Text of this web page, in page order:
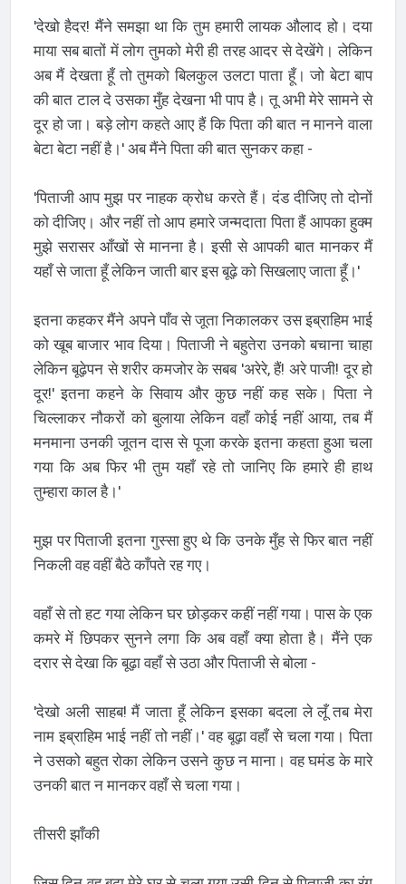
'देखो हैदर! मैंने समझा था कि तुम हमारी लायक औलाद हो। दया
माया सब बातों में लोग तुमको मेरी ही तरह आदर से देखेंगे। लेकिन
अब मैं देखता हूँ तो तुमको बिलकुल उलटा पाता हूँ। जो बेटा बाप
की बात टाल दे उसका मुँह देखना भी पाप है। तू अभी मेरे सामने से
दूर हो जा। बड़े लोग कहते आए हैं कि पिता की बात न मानने वाला
बेटा बेटा नहीं है।' अब मैंने पिता की बात सुनकर कहा -
'पिताजी आप मुझ पर नाहक क्रोध करते हैं। दंड दीजिए तो दोनों
को दीजिए। और नहीं तो आप हमारे जन्मदाता पिता हैं आपका हुक्म
मुझे सरासर आँखों से मानना है। इसी से आपकी बात मानकर मैं
यहाँ से जाता हूँ लेकिन जाती बार इस बूढ़े को सिखलाए जाता हूँ।'
इतना कहकर मैंने अपने पाँव से जूता निकालकर उस इब्राहिम भाई
को खूब बाजार भाव दिया। पिताजी ने बहुतेरा उनको बचाना चाहा
लेकिन बूढ़ेपन से शरीर कमजोर के सबब 'अरेरे, हैं! अरे पाजी! दूर हो
दूर!' इतना कहने के सिवाय और कुछ नहीं कह सके। पिता ने
चिल्लाकर नौकरों को बुलाया लेकिन वहाँ कोई नहीं आया, तब मैं
मनमाना उनकी जूतन दास से पूजा करके इतना कहता हुआ चला
गया कि अब फिर भी तुम यहाँ रहे तो जानिए कि हमारे ही हाथ
तुम्हारा काल है।'
मुझ पर पिताजी इतना गुस्सा हुए थे कि उनके मुँह से फिर बात नहीं
निकली वह वहीं बैठे काँपते रह गए।
वहाँ से तो हट गया लेकिन घर छोड़कर कहीं नहीं गया। पास के एक
कमरे में छिपकर सुनने लगा कि अब वहाँ क्या होता है। मैंने एक
दरार से देखा कि बूढ़ा वहाँ से उठा और पिताजी से बोला -
'देखो अली साहब! मैं जाता हूँ लेकिन इसका बदला ले लूँ तब मेरा
नाम इब्राहिम भाई नहीं तो नहीं।' वह बूढ़ा वहाँ से चला गया। पिता
ने उसको बहुत रोका लेकिन उसने कुछ न माना। वह घमंड के मारे
उनकी बात न मानकर वहाँ से चला गया।
तीसरी झाँकी